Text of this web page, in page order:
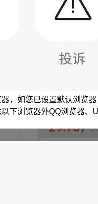
，如您已设置默认浏览
下浏览器外QQ浏览器、